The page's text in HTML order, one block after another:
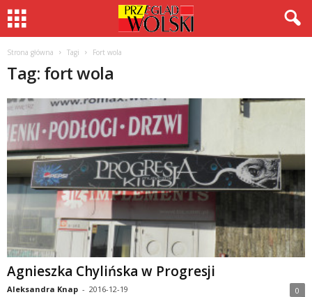
Strona główna Tagi Fort wola
Tag: fort wola
Agnieszka Chylińska w Progresji
Aleksandra Knap - 2016-12-19 0